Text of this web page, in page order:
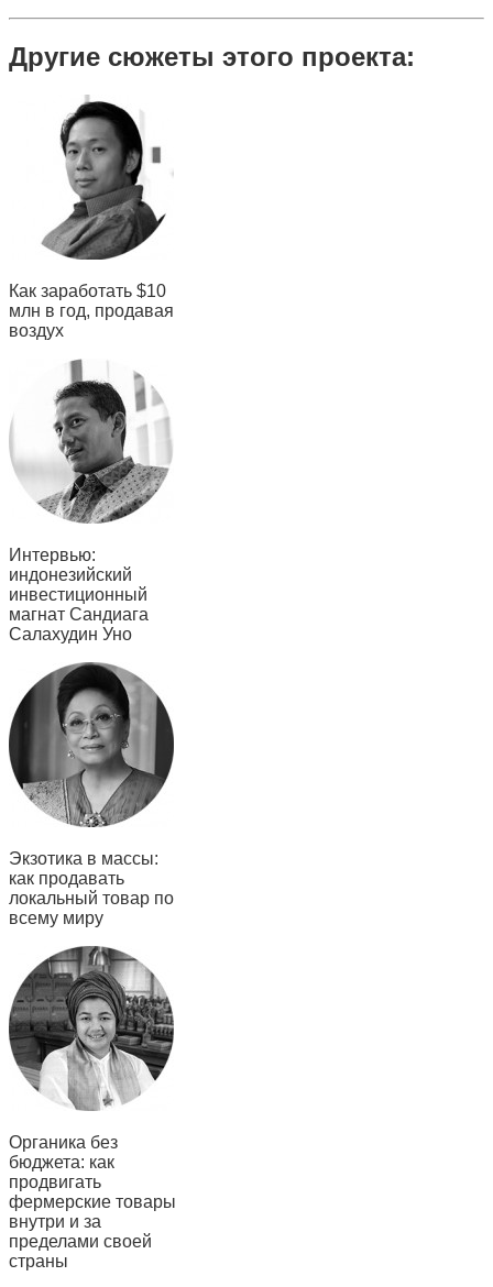
Другие сюжеты этого проекта:
Как заработать $10
млн в год, продавая
воздух
Интервью:
индонезийский
инвестиционный
магнат Сандиага
Салахудин Уно
Экзотика в массы:
как продавать
локальный товар по
всему миру
Органика без
бюджета: как
продвигать
фермерские товары
внутри и за
пределами своей
страны